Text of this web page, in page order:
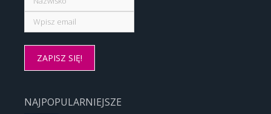
NAJPOPULARNIEJSZE